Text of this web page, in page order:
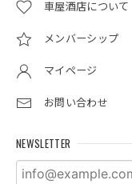
車屋酒店について
メンバーシップ
マイページ
お問い合わせ
NEWSLETTER